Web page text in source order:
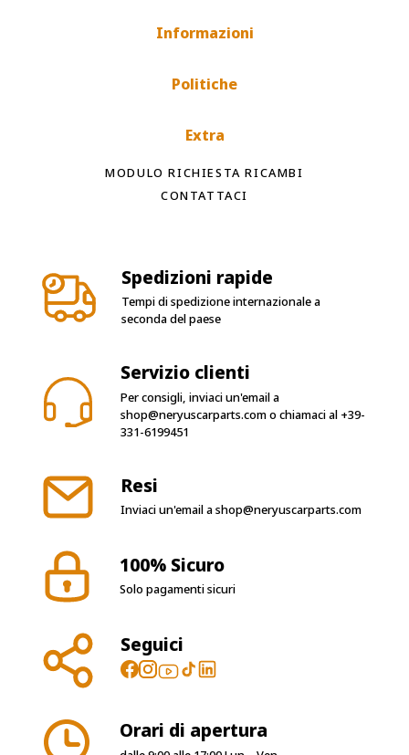
Informazioni
Politiche
Extra
MODULO RICHIESTA RICAMBI
CONTATTACI
Spedizioni rapide
Tempi di spedizione internazionale a
seconda del paese
Servizio clienti
Per consigli, inviaci un'email a
shop@neryuscarparts.como chiamaci al +39-
331-6199451
Resi
Inviaci un'email ashop@neryuscarparts.com
100% Sicuro
Solo pagamenti sicuri
Seguici
Orari di apertura